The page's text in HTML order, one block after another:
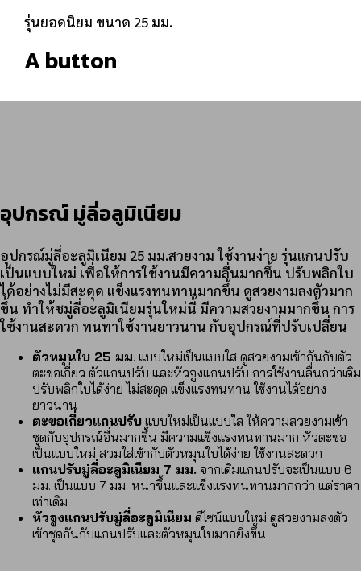
รุ่นยอดนิยม ขนาด 25 มม.
A button
อุปกรณ์ มู่ลี่อลูมิเนียม
อุปกรณ์มู่ลี่อะลูมิเนียม 25 มม.สวยงาม ใช้งานง่าย รุ่นแกนปรับ
เป็นแบบใหม่ เพื่อให้การใช้งานมีความลื่นมากขึ้น ปรับพลิกใบ
ได้อย่างไม่มีสะดุด แข็งแรงทนทานมากขึ้น ดูสวยงามลงตัวมาก
ขึ้น ทำให้ชมู่ลี่อะลูมิเนียมรุ่นใหม่นี้ มีความสวยงามมากขึ้น การ
ใช้งานสะดวก ทนทาใช้งานยาวนาน กับอุปกรณ์ที่ปรับเปลี่ยน
ตัวหมุนใบ 25 มม. แบบใหม่เป็นแบบใส ดูสวยงามเข้ากันกับตัว
ตะขอเกี่ยว ตัวแกนปรับ และหัวจูงแกนปรับ การใช้งานลื่นกว่าเดิม
ปรับพลิกใบได้ง่าย ไม่สะดุด แข็งแรงทนทาน ใช้งานได้อย่าง
ยาวนาน
ตะขอเกี่ยวแกนปรับ แบบใหม่เป็นแบบใส ให้ความสวยงามเข้า
ชุดกับอุปกรณ์อื่นมากขึ้น มีความแข็งแรงทนทานมาก หัวตะขอ
เป็นแบบใหม่ สวมใส่เข้ากับตัวหมุนใบได้ง่าย ใช้งานสะดวก
แกนปรับมู่ลี่อะลูมิเนียม 7 มม. จากเดิมแกนปรับจะเป็นแบบ 6
มม. เป็นแบบ 7 มม. หนาขึ้นและแข็งแรงทนทานมากกว่า แต่ราคา
เท่าเดิม
หัวจูงแกนปรับมู่ลี่อะลูมิเนียม ดีไซน์แบบใหม่ ดูสวยงามลงตัว
เข้าชุดกันกับแกนปรับและตัวหมุนใบมากยิ่งขึ้น